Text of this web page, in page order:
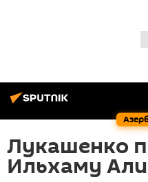
Лукашенко
Ильхаму